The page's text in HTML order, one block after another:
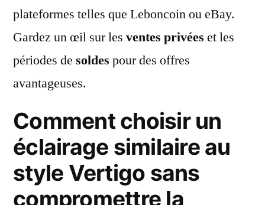
plateformes telles que Leboncoin ou eBay.
Gardez un œil sur les ventes privées et les
périodes de soldes pour des offres
avantageuses.
Comment choisir un
éclairage similaire au
style Vertigo sans
compromettre la